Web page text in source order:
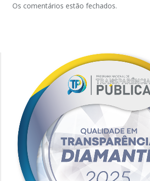
Os comentários estão fechados.